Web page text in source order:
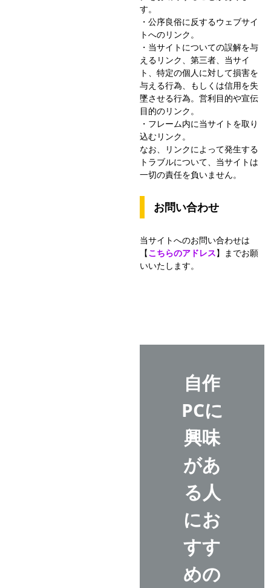
す。
・公序良俗に反するウェブサイ
トへのリンク。
・当サイトについての誤解を与
えるリンク、第三者、当サイ
ト、特定の個人に対して損害を
与える行為、もしくは信用を失
墜させる行為。営利目的や宣伝
目的のリンク。
・フレーム内に当サイトを取り
込むリンク。
なお、リンクによって発生する
トラブルについて、当サイトは
一切の責任を負いません。
お問い合わせ
当サイトへのお問い合わせは
【こちらのアドレス】までお願
いいたします。
自作
PCに
興味
があ
る人
にお
すす
めの